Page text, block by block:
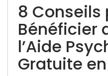
8 Conseils
Bénéficier
l’Aide
Gratuite